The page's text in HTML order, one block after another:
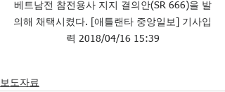
베트남전 참전용사 지지 결의안(SR 666)을 발
의해 채택시켰다. [애틀랜타 중앙일보] 기사입
력 2018/04/16 15:39
보도자료